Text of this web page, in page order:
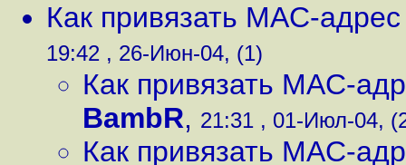
Как привязать MAC-
19:42 , 26-Июн-04, (1)
Как привязать MAC-
BambR, 21:31 , 01-Июл-04,
Как привязать MAC-